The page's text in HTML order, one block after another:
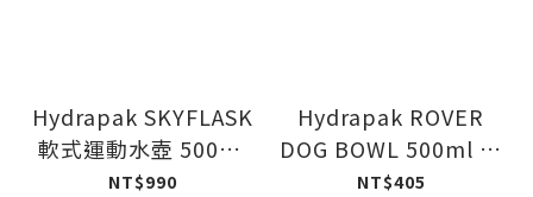
Hydrapak SKYFLASK
軟式運動水壺 500ml
(24年新款)
NT$990
Hydrapak ROVER
DOG BOWL 500ml 寵
物軟式水盆
NT$405